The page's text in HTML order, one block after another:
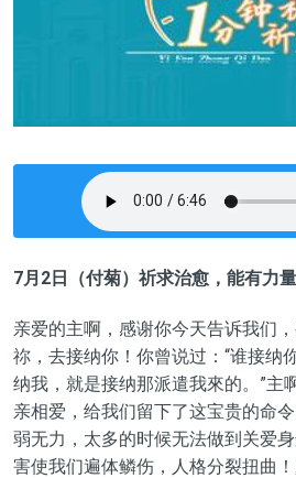
7月2日（付菊）祈求治愈，能有力
亲爱的主啊，感谢你今天告诉我们
祢，去接纳你！你曾说过：“谁接纳
纳我，就是接纳那派遣我來的。”主
亲相爱，给我们留下了这宝贵的命
弱无力，太多的时候无法做到关爱
害使我们遍体鳞伤，人格分裂扭曲